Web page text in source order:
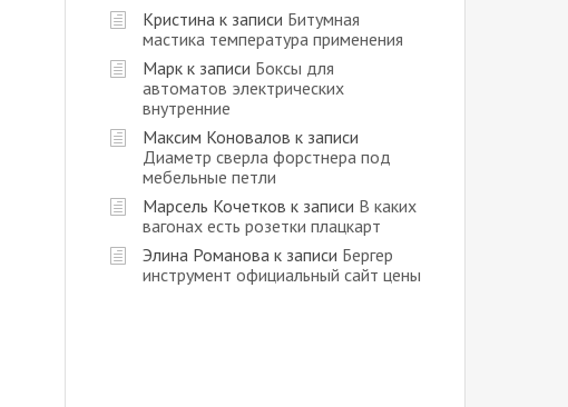
Кристина к записи Битумная
мастика температура применения
Марк к записи Боксы для
автоматов электрических
внутренние
Максим Коновалов к записи
Диаметр сверла форстнера под
мебельные петли
Марсель Кочетков к записи В каких
вагонах есть розетки плацкарт
Элина Романова к записи Бергер
инструмент официальный сайт цены